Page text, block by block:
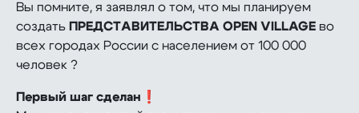
Вы помните, я заявлял о том, что мы планируем
создать ПРЕДСТАВИТЕЛЬСТВА OPEN VILLAGEво
всех городах России с населением от 100 000
человек ?
Первый шаг сделан ❗️